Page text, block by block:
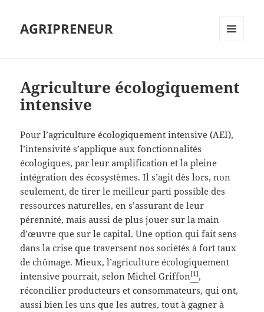
AGRIPRENEUR
Agriculture écologiquement
intensive
Pour l’agriculture écologiquement intensive (AEI),
l’intensivité s’applique aux fonctionnalités
écologiques, par leur amplification et la pleine
intégration des écosystèmes. Il s’agit dès lors, non
seulement, de tirer le meilleur parti possible des
ressources naturelles, en s’assurant de leur
pérennité, mais aussi de plus jouer sur la main
d’œuvre que sur le capital. Une option qui fait sens
dans la crise que traversent nos sociétés à fort taux
de chômage. Mieux, l’agriculture écologiquement
intensive pourrait, selon Michel Griffon[1],
réconcilier producteurs et consommateurs, qui ont,
aussi bien les uns que les autres, tout à gagner à